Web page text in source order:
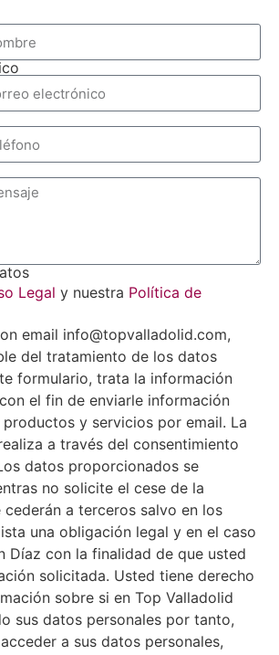
Legal y nuestra Política de
email info@topvalladolid.com,
del tratamiento de los datos
formulario, trata la información
el fin de enviarle información
y servicios por email. La
a través del consentimiento
datos proporcionados se
no solicite el cese de la
a terceros salvo en los
una obligación legal y en el caso
Díaz con la finalidad de que usted
solicitada. Usted tiene derecho
sobre si en Top Valladolid
sus datos personales por tanto,
a sus datos personales,